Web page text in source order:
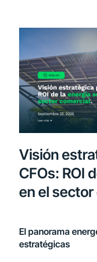
Visión
CFOs: ROI
en el
El panorama
estratégicas